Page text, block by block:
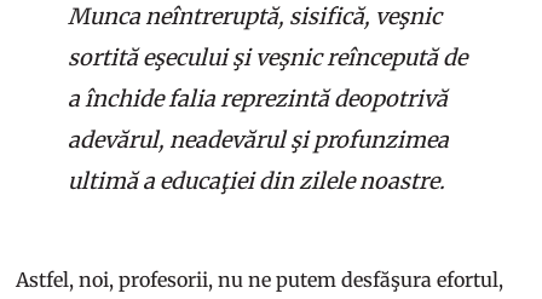
Munca neîntreruptă, sisifică, veşnic
sortită eşecului şi veşnic reîncepută de
a închide falia reprezintă deopotrivă
adevărul, neadevărul şi profunzimea
ultimă a educaţiei din zilele noastre.
Astfel, noi, profesorii, nu ne putem desfăşura efortul,